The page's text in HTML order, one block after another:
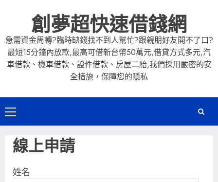
創夢超快速借錢網
急需資金周轉?臨時缺錢找不到人幫忙?跟親朋好友開不了口?
最短15分鐘內放款,最高可借新台幣50萬元,借貸方式多元,汽
車借款、機車借款、證件借款、房屋二胎,我們採用嚴密的安
全措施，保障您的隱私
Primary
Menu
線上申請
姓名